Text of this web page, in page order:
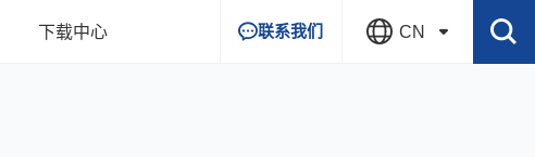
下载中心 联系我们 CN